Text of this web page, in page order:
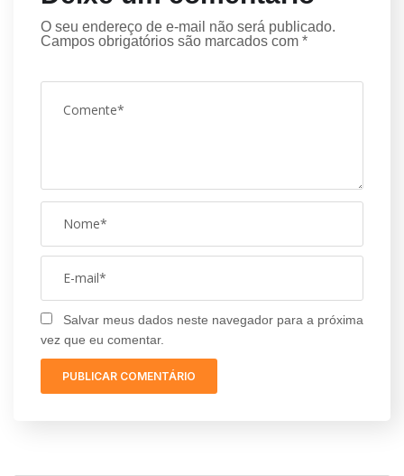
O seu endereço de e-mail não será publicado.
Campos obrigatórios são marcados com *
Salvar meus dados neste navegador para a próxima
vez que eu comentar.